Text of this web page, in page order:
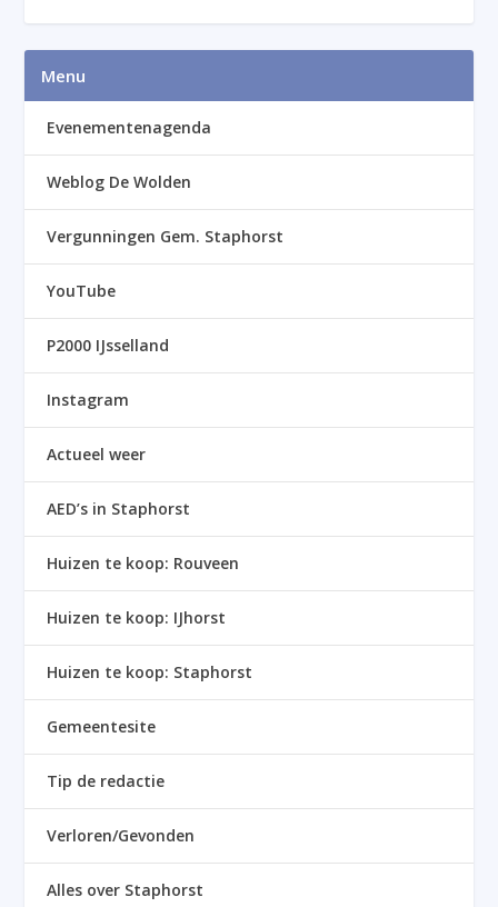
Menu
Evenementenagenda
Weblog De Wolden
Vergunningen Gem. Staphorst
YouTube
P2000 IJsselland
Instagram
Actueel weer
AED’s in Staphorst
Huizen te koop: Rouveen
Huizen te koop: IJhorst
Huizen te koop: Staphorst
Gemeentesite
Tip de redactie
Verloren/Gevonden
Alles over Staphorst